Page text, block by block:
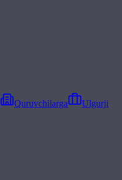
Quruvchilarga
Ulgurji